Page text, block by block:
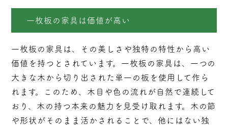
一枚板の家具は価値が高い
一枚板の家具は、その美しさや独特の特性から高い
価値を持つとされています。一枚板の家具は、一つの
大きな木から切り出された単一の板を使用して作ら
れます。このため、木目や色の流れが自然で連続して
おり、木の持つ本来の魅力を見受け取れます。木の節
や形状がそのまま活かされることで、他にはない独